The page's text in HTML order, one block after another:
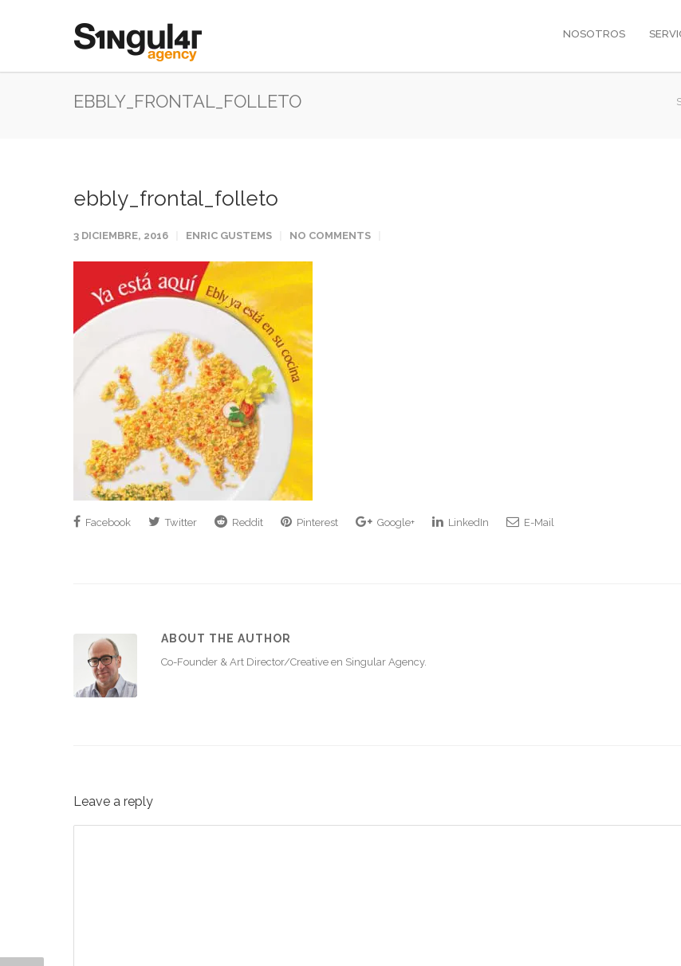
NOSOTROS
EBBLY_FRONTAL_FOLLETO
ebbly_frontal_folleto
3 DICIEMBRE, 2016 ENRIC GUSTEMS NO COMMENTS
Facebook Twitter Reddit Pinterest Google+ LinkedIn E-Mail
ABOUT THE AUTHOR
Co-Founder & Art Director/Creative en Singular Agency.
Leave a reply